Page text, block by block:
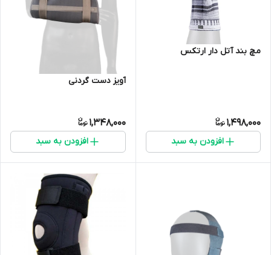
مچ بند آتل دار ارتکس
1,498,000
افزودن به سبد
آویز دست گردنی
1,348,000
افزودن به سبد